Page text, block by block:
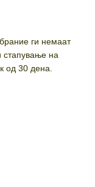
ги немаат
стапување на
од 30 дена.